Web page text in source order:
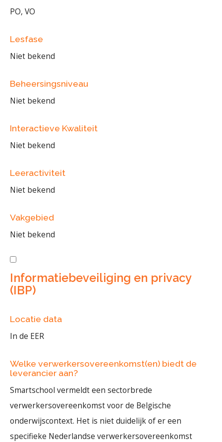
PO, VO
Lesfase
Niet bekend
Beheersingsniveau
Niet bekend
Interactieve Kwaliteit
Niet bekend
Leeractiviteit
Niet bekend
Vakgebied
Niet bekend
Informatiebeveiliging en privacy
(IBP)
Locatie data
In de EER
Welke verwerkersovereenkomst(en) biedt de
leverancier aan?
Smartschool vermeldt een sectorbrede
verwerkersovereenkomst voor de Belgische
onderwijscontext. Het is niet duidelijk of er een
specifieke Nederlandse verwerkersovereenkomst